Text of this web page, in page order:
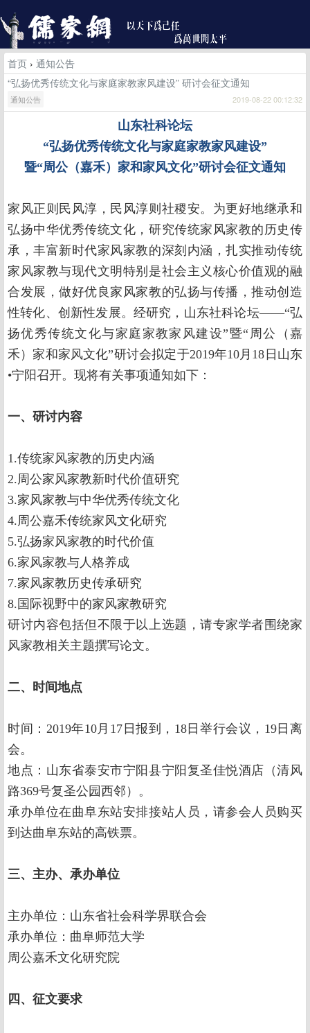
首页 › 通知公告
“弘扬优秀传统文化与家庭家教家风建设” 研讨会征文通知
通知公告 2019-08-22 00:12:32
山东社科论坛
“弘扬优秀传统文化与家庭家教家风建设”
暨“周公（嘉禾）家和家风文化”研讨会征文通知
家风正则民风淳，民风淳则社稷安。为更好地继承和
弘扬中华优秀传统文化，研究传统家风家教的历史传
承，丰富新时代家风家教的深刻内涵，扎实推动传统
家风家教与现代文明特别是社会主义核心价值观的融
合发展，做好优良家风家教的弘扬与传播，推动创造
性转化、创新性发展。经研究，山东社科论坛——“弘
扬优秀传统文化与家庭家教家风建设”暨“周公（嘉
禾）家和家风文化”研讨会拟定于2019年10月18日山东
•宁阳召开。现将有关事项通知如下：
一、 研讨内容
1.传统家风家教的历史内涵
2.周公家风家教新时代价值研究
3.家风家教与中华优秀传统文化
4.周公嘉禾传统家风文化研究
5.弘扬家风家教的时代价值
6.家风家教与人格养成
7.家风家教历史传承研究
8.国际视野中的家风家教研究
研讨内容包括但不限于以上选题，请专家学者围绕家
风家教相关主题撰写论文。
二、 时间地点
时间：2019年10月17日报到，18日举行会议，19日离
会。
地点：山东省泰安市宁阳县宁阳复圣佳悦酒店（清风
路369号复圣公园西邻）。
承办单位在曲阜东站安排接站人员，请参会人员购买
到达曲阜东站的高铁票。
三、 主办、 承办单位
主办单位：山东省社会科学界联合会
承办单位：曲阜师范大学
周公嘉禾文化研究院
四、征文要求